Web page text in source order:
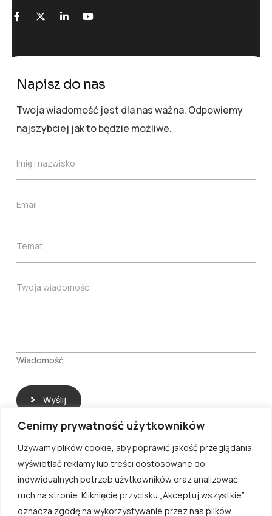
Cenimy prywatność użytkowników
Używamy plików cookie, aby poprawić jakość przeglądania,
wyświetlać reklamy lub treści dostosowane do
indywidualnych potrzeb użytkowników oraz analizować
ruch na stronie. Kliknięcie przycisku „Akceptuj wszystkie”
oznacza zgodę na wykorzystywanie przez nas plików
Napisz do nas
Twoja wiadomość jest dla nas ważna. Odpowiemy
najszybciej jak to będzie możliwe.
I
i
n
z
i
k
Imię i nazwisko
E
l
*
Email
T
t
Temat
W
o
ś
Twoja wiadomość
Wiadomość
Wyślij